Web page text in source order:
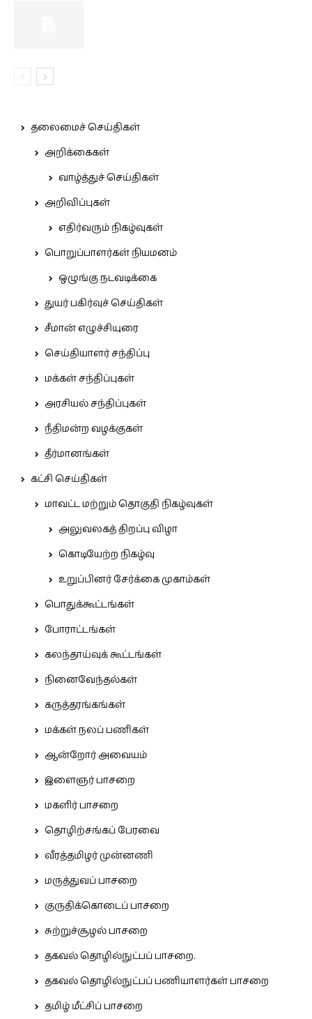
தலைமைச் செய்திகள்
அறிக்கைகள்
வாழ்த்துச் செய்திகள்
அறிவிப்புகள்
எதிர்வரும் நிகழ்வுகள்
பொறுப்பாளர்கள் நியமனம்
ஒழுங்கு நடவடிக்கை
துயர் பகிர்வுச் செய்திகள்
சீமான் எழுச்சியுரை
செய்தியாளர் சந்திப்பு
மக்கள் சந்திப்புகள்
அரசியல் சந்திப்புகள்
நீதிமன்ற வழக்குகள்
தீர்மானங்கள்
கட்சி செய்திகள்
மாவட்ட மற்றும் தொகுதி நிகழ்வுகள்
அலுவலகத் திறப்பு விழா
கொடியேற்ற நிகழ்வு
உறுப்பினர் சேர்க்கை முகாம்கள்
பொதுக்கூட்டங்கள்
போராட்டங்கள்
கலந்தாய்வுக் கூட்டங்கள்
நினைவேந்தல்கள்
கருத்தரங்கங்கள்
மக்கள் நலப் பணிகள்
ஆன்றோர் அவையம்
இளைஞர் பாசறை
மகளிர் பாசறை
தொழிற்சங்கப் பேரவை
வீரத்தமிழர் முன்னணி
மருத்துவப் பாசறை
குருதிக்கொடைப் பாசறை
சுற்றுச்சூழல் பாசறை
தகவல் தொழில்நுட்பப் பாசறை.
தகவல் தொழில்நுட்பப் பணியாளர்கள் பாசறை
தமிழ் மீட்சிப் பாசறை